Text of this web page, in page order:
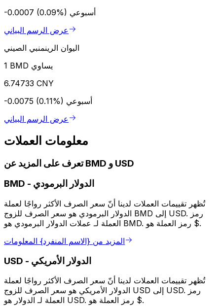
-0.0007 (0.09%) أسبوعي
عرض الرسم البياني
اليوان الرينمنبي الصيني
1 BMD يساوي
6.74733 CNY
-0.0075 (0.11%) أسبوعي
عرض الرسم البياني
معلومات العملات
تعرف على المزيد عن BMD و USD
BMD - الدولار البرمودي
تُظهر تقييمات العملات لدينا أنّ سعر الصرف الأكثر رواجًا لعملة
الدولار البرمودي هو سعر الصرف للزوج BMD إلى USD. رمز
العملة لـ عملات الدولار البرمودي هو BMD. رمز العملة هو $.
المزيد من {الاسم المنفرد} المعلومات
USD - الدولار الأمريكي
تُظهر تقييمات العملات لدينا أنّ سعر الصرف الأكثر رواجًا لعملة
الدولار الأمريكي هو سعر الصرف للزوج USD إلى USD. رمز
العملة لـ الدولار هو USD. رمز العملة هو $.